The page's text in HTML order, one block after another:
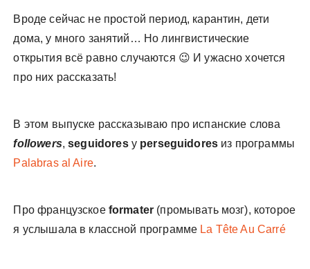
Вроде сейчас не простой период, карантин, дети
дома, у много занятий… Но лингвистические
открытия всё равно случаются 😉 И ужасно хочется
про них рассказать!
В этом выпуске рассказываю про испанские слова
followers,seguidoresy perseguidores из программы
Palabras al Aire.
Про французское formater (промывать мозг), которое
я услышала в классной программе La Tête Au Carré